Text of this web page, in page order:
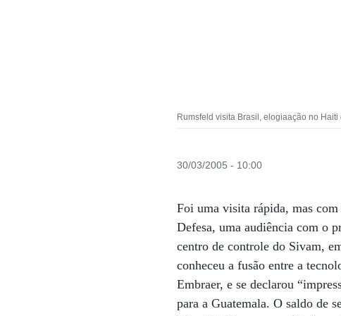
Rumsfeld visita Brasil, elogiaação no
30/03/2005 - 10:00
Foi uma visita rápida, mas
Defesa, uma audiência com o
centro de controle do Sivam,
conheceu a fusão entre a
Embraer, e se declarou
para a Guatemala. O saldo de